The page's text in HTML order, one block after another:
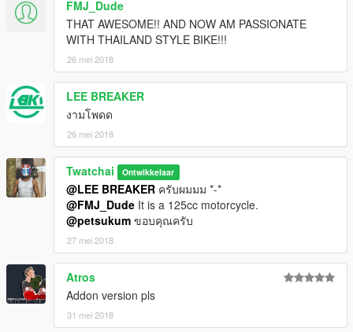
FMJ_Dude
THAT AWESOME!! AND NOW AM PASSIONATE
WITH THAILAND STYLE BIKE!!!
26 mei 2018
LEE BREAKER
งามโพดด
26 mei 2018
Twatchai Ontwikkelaar
@LEE BREAKER ครับผมมม *-*
@FMJ_Dude It is a 125cc motorcycle.
@petsukum ขอบคุณครับ
27 mei 2018
Atros
Addon version pls
31 mei 2018